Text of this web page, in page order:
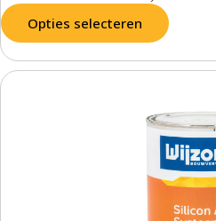
Opties selecteren